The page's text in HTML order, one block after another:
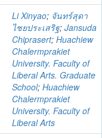
Li Xinyao; จันทร์สุดา
ไชยประเสริฐ; Jansuda
Chiprasert; Huachiew
Chalermprakiet
University. Faculty of
Liberal Arts. Graduate
School; Huachiew
Chalermprakiet
University. Faculty of
Liberal Arts